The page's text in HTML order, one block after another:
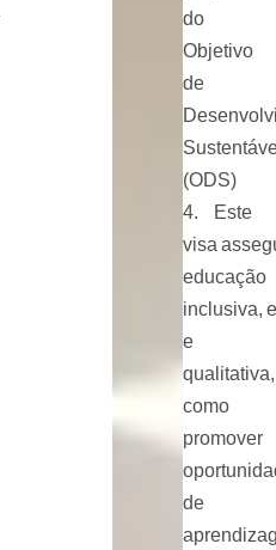
do
Objetivo
de
(ODS)
4. Este
visa
educação
inclusiva,
e
como
promover
de